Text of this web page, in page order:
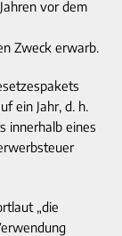
vor dem
Zweck erwarb.
ein Jahr, d. h.
innerhalb eines
„die